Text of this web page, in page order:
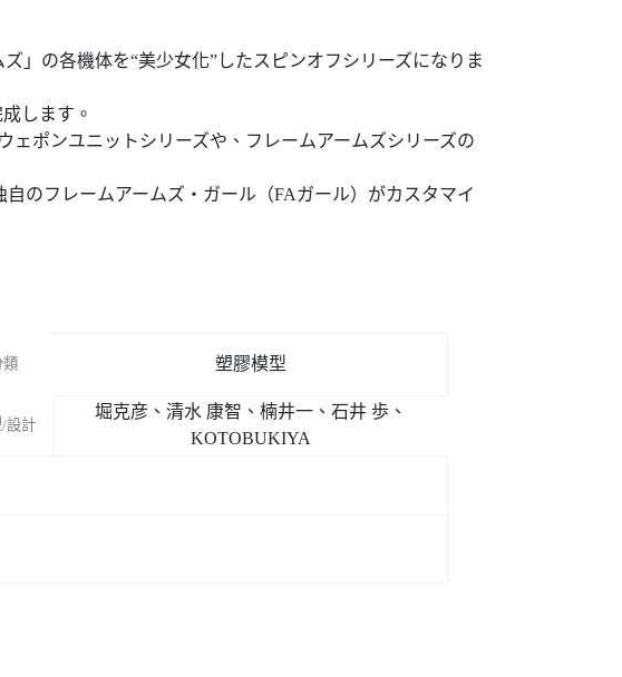
」の各機体を“美少女化”したスピンオフシリーズになりま
します。
ェポンユニットシリーズや、フレームアームズシリーズの
のフレームアームズ・ガール（FAガール）がカスタマイ
類 塑膠模型
設計
堀克彦、清水 康智、楠井一、石井 歩、
KOTOBUKIYA